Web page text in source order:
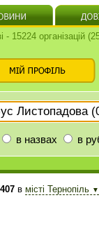
- 15224 організацій
в назвах в
в місті Тернопіль ▼